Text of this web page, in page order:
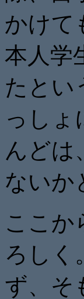
かけて
本人学
たとい
っしょ
んどは
ないか
ここ
ろしく
ず、そ